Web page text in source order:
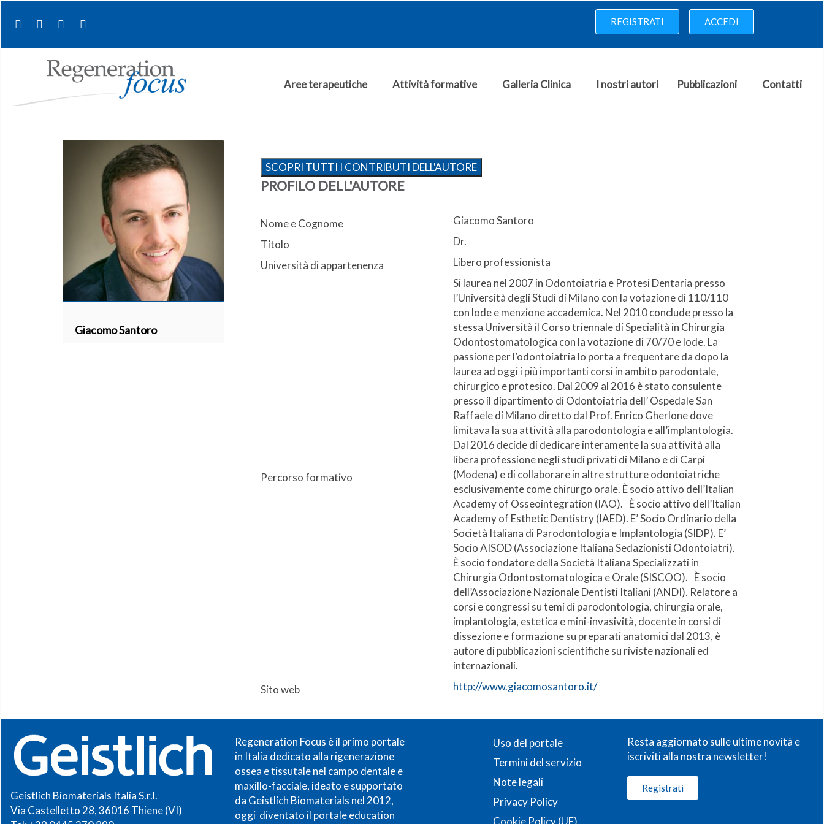
REGISTRATI ACCEDI
Aree terapeutiche Attività formative Galleria Clinica I nostri autori Pubblicazioni Contatti
Giacomo Santoro
SCOPRI TUTTI I CONTRIBUTI DELL'AUTORE
PROFILO DELL'AUTORE
Nome e Cognome
Giacomo Santoro
Titolo
Dr.
Università di appartenenza
Libero professionista
Percorso formativo
Si laurea nel 2007 in Odontoiatria e Protesi Dentaria presso
l’Università degli Studi di Milano con la votazione di 110/110
con lode e menzione accademica. Nel 2010 conclude presso la
stessa Università il Corso triennale di Specialità in Chirurgia
Odontostomatologica con la votazione di 70/70 e lode. La
passione per l’odontoiatria lo porta a frequentare da dopo la
laurea ad oggi i più importanti corsi in ambito parodontale,
chirurgico e protesico. Dal 2009 al 2016 è stato consulente
presso il dipartimento di Odontoiatria dell’ Ospedale San
Raffaele di Milano diretto dal Prof. Enrico Gherlone dove
limitava la sua attività alla parodontologia e all’implantologia.
Dal 2016 decide di dedicare interamente la sua attività alla
libera professione negli studi privati di Milano e di Carpi
(Modena) e di collaborare in altre strutture odontoiatriche
esclusivamente come chirurgo orale. È socio attivo dell’Italian
Academy of Osseointegration (IAO). È socio attivo dell’Italian
Academy of Esthetic Dentistry (IAED). E’ Socio Ordinario della
Società Italiana di Parodontologia e Implantologia (SIDP). E’
Socio AISOD (Associazione Italiana Sedazionisti Odontoiatri).
È socio fondatore della Società Italiana Specializzati in
Chirurgia Odontostomatologica e Orale (SISCOO). È socio
dell’Associazione Nazionale Dentisti Italiani (ANDI). Relatore a
corsi e congressi su temi di parodontologia, chirurgia orale,
implantologia, estetica e mini-invasività, docente in corsi di
dissezione e formazione su preparati anatomici dal 2013, è
autore di pubblicazioni scientifiche su riviste nazionali ed
internazionali.
Sito web
http://www.giacomosantoro.it/
Geistlich Biomaterials Italia S.r.l.
Via Castelletto 28, 36016 Thiene (VI)
Regeneration Focus è il primo portale
in Italia dedicato alla rigenerazione
ossea e tissutale nel campo dentale e
maxillo-facciale, ideato e supportato
da Geistlich Biomaterials nel 2012,
oggi diventato il portale education
Uso del portale
Termini del servizio
Note legali
Privacy Policy
Cookie Policy (UE)
Resta aggiornato sulle ultime novità e
iscriviti alla nostra newsletter!
Registrati